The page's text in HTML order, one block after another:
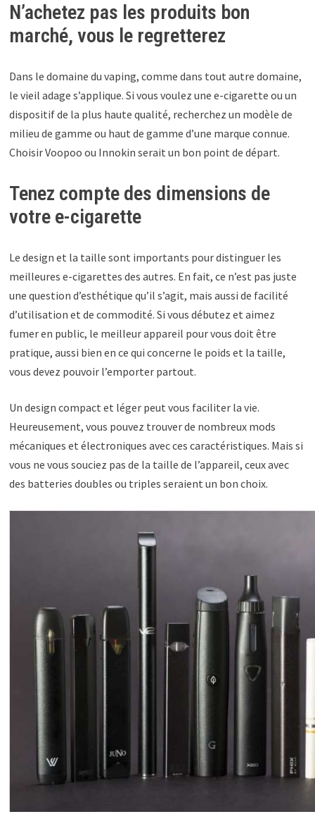
N’achetez pas les produits bon
marché, vous le regretterez
Dans le domaine du vaping, comme dans tout autre domaine,
le vieil adage s’applique. Si vous voulez une e-cigarette ou un
dispositif de la plus haute qualité, recherchez un modèle de
milieu de gamme ou haut de gamme d’une marque connue.
Choisir Voopoo ou Innokin serait un bon point de départ.
Tenez compte des dimensions de
votre e-cigarette
Le design et la taille sont importants pour distinguer les
meilleures e-cigarettes des autres. En fait, ce n’est pas juste
une question d’esthétique qu’il s’agit, mais aussi de facilité
d’utilisation et de commodité. Si vous débutez et aimez
fumer en public, le meilleur appareil pour vous doit être
pratique, aussi bien en ce qui concerne le poids et la taille,
vous devez pouvoir l’emporter partout.
Un design compact et léger peut vous faciliter la vie.
Heureusement, vous pouvez trouver de nombreux mods
mécaniques et électroniques avec ces caractéristiques. Mais si
vous ne vous souciez pas de la taille de l’appareil, ceux avec
des batteries doubles ou triples seraient un bon choix.